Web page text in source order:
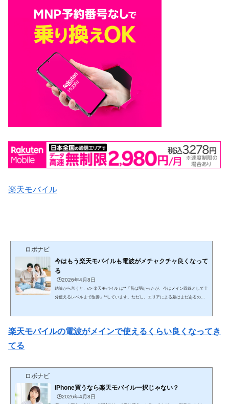
楽天モバイル
ロボナビ
今はもう楽天モバイルも電波がメチャクチャ良くなって
る
🕒️2026年4月8日
結論から言うと、👉 楽天モバイル は**「昔は弱かったが、今はメイン回線として十
分使えるレベルまで改善」**しています。ただし、エリアによる差はまだあるのが
の時期は👉 「サブ回線向け」と言われるレベル🔄 ② なぜ改善したのか（重要）■
楽天モバイルの電波がメインで使えるくらい良くなってき
てる
ロボナビ
iPhone買うなら楽天モバイル一択じゃない？
🕒️2026年4月8日